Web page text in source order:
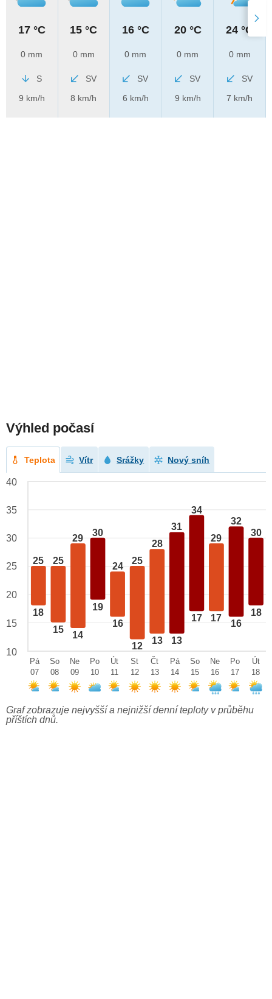
17 °C
0 mm
S
9 km/h
15 °C
0 mm
SV
8 km/h
16 °C
0 mm
SV
6 km/h
20 °C
0 mm
SV
9 km/h
24 °C
0 mm
SV
7 km/h
Výhled počasí
Teplota Vítr Srážky Nový sníh
25
18
25
15
29
14
30
19
24
16
25
12
28
13
31
13
34
17
29
17
32
16
30
18
40
35
30
25
20
15
10
Pá
07
So
08
Ne
09
Po
10
Út
11
St
12
Čt
13
Pá
14
So
15
Ne
16
Po
17
Út
18
Graf zobrazuje nejvyšší a nejnižší denní teploty v průběhu
příštích dnů.